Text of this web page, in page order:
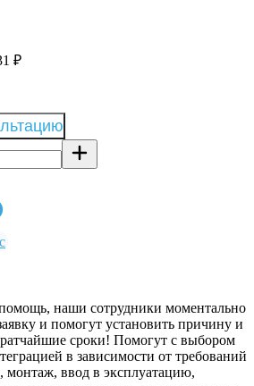
₽
наши сотрудники моментально
и помогут установить причину и
сроки! Помогут с выбором
в зависимости от требований
монтаж, ввод в эксплуатацию,